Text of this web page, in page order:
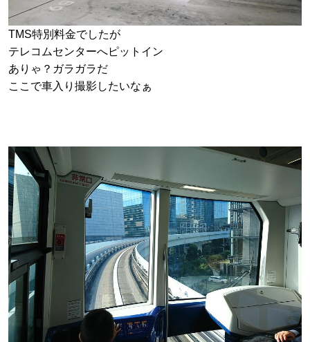
TMS特別料金でしたが
テレコムセンターへピットイン
ありゃ？ガラガラだ
ここで車入り撮影したいなぁ